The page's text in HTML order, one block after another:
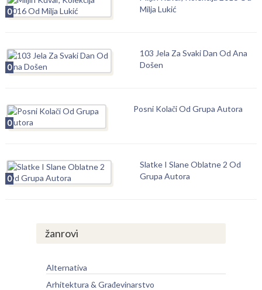
0
Milja Lukić
0
103 Jela Za Svaki Dan Od Ana
Došen
0
Posni Kolači Od Grupa Autora
0
Slatke I Slane Oblatne 2 Od
Grupa Autora
žanrovi
Alternativa
Arhitektura & Građevinarstvo